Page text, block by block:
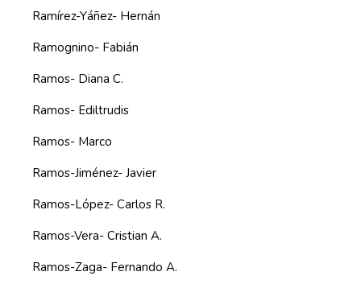
Ramírez-Yáñez- Hernán
Ramognino- Fabián
Ramos- Diana C.
Ramos- Ediltrudis
Ramos- Marco
Ramos-Jiménez- Javier
Ramos-López- Carlos R.
Ramos-Vera- Cristian A.
Ramos-Zaga- Fernando A.